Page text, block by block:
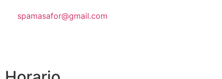
spamasafor@gmail.com